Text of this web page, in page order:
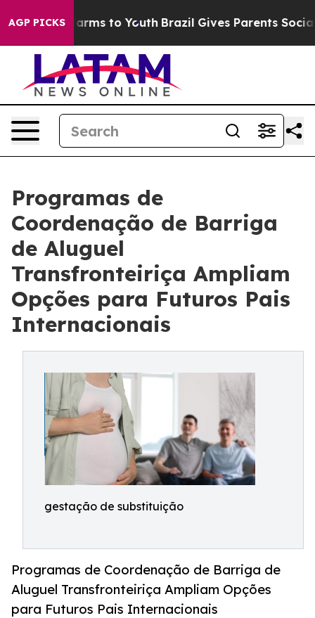
AGP PICKS
Harms to Youth Brazil Gives Parents Social
Programas de
Coordenação de Barriga
de Aluguel
Transfronteiriça Ampliam
Opções para Futuros Pais
Internacionais
gestação de substituição
Programas de Coordenação de Barriga de
Aluguel Transfronteiriça Ampliam Opções
para Futuros Pais Internacionais